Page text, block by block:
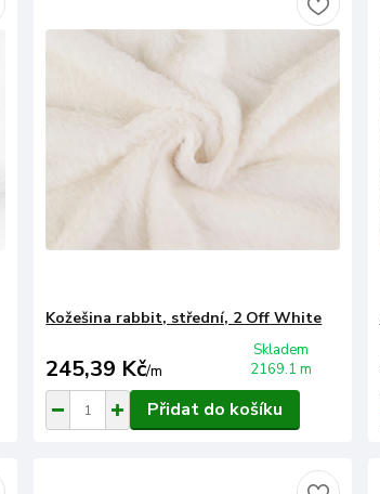
Kožešina rabbit, střední, 2 Off White
245,39 Kč/m
Skladem
2169.1 m
Přidat do košíku